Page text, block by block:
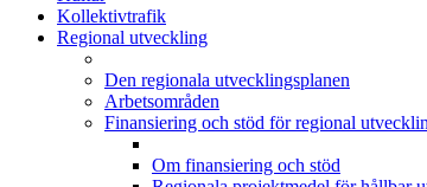
Kollektivtrafik
Regional utveckling
Den regionala utvecklingsplanen
Arbetsområden
Finansiering och stöd för regional
Om finansiering och stöd